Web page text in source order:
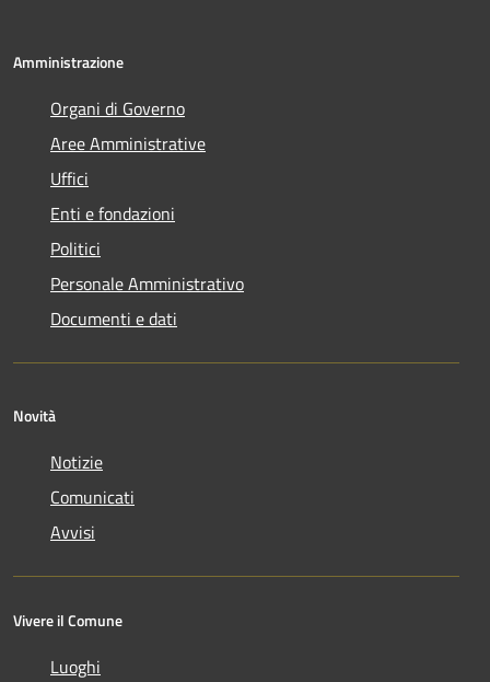
Amministrazione
Organi di Governo
Aree Amministrative
Uffici
Enti e fondazioni
Politici
Personale Amministrativo
Documenti e dati
Novità
Notizie
Comunicati
Avvisi
Vivere il Comune
Luoghi